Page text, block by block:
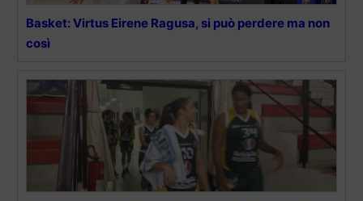
Basket: Virtus Eirene Ragusa, si può perdere ma non
così